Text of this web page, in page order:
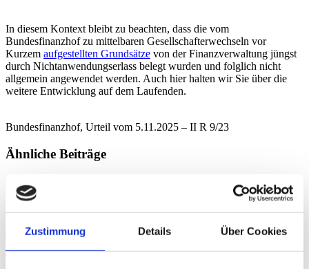
Zustimmung Details Über Cookies
In diesem Kontext bleibt zu beachten, dass die vom
Bundesfinanzhof zu mittelbaren Gesellschafterwechseln vor
Kurzem aufgestellten Grundsätze von der Finanzverwaltung jüngst
durch Nichtanwendungserlass belegt wurden und folglich nicht
allgemein angewendet werden. Auch hier halten wir Sie über die
weitere Entwicklung auf dem Laufenden.
Bundesfinanzhof, Urteil vom 5.11.2025 – II R 9/23
Ähnliche Beiträge
Keine Grunderwerbsteuer bei
mittelbarer Änderung des
Gesellschafterbestands durch